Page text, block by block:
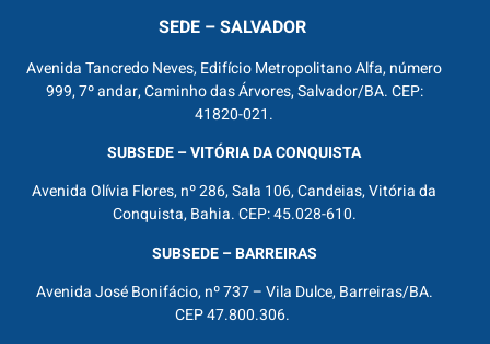
SEDE – SALVADOR
Avenida Tancredo Neves, Edifício Metropolitano Alfa, número
999, 7º andar, Caminho das Árvores, Salvador/BA. CEP:
41820-021.
SUBSEDE – VITÓRIA DA CONQUISTA
Avenida Olívia Flores, nº 286, Sala 106, Candeias, Vitória da
Conquista, Bahia. CEP: 45.028-610.
SUBSEDE – BARREIRAS
Avenida José Bonifácio, nº 737 – Vila Dulce, Barreiras/BA.
CEP 47.800.306.